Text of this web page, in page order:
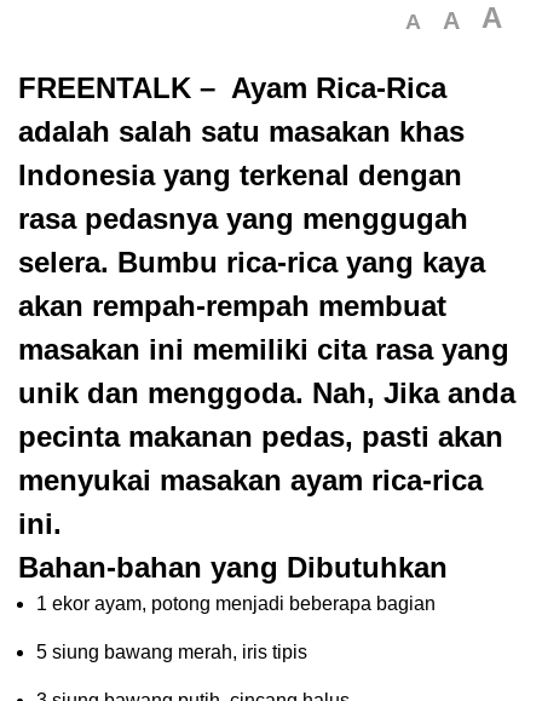
A A A
FREENTALK – Ayam Rica-Rica
adalah salah satu masakan khas
Indonesia yang terkenal dengan
rasa pedasnya yang menggugah
selera. Bumbu rica-rica yang kaya
akan rempah-rempah membuat
masakan ini memiliki cita rasa yang
unik dan menggoda. Nah, Jika anda
pecinta makanan pedas, pasti akan
menyukai masakan ayam rica-rica
ini.
Bahan-bahan yang Dibutuhkan
1 ekor ayam, potong menjadi beberapa bagian
5 siung bawang merah, iris tipis